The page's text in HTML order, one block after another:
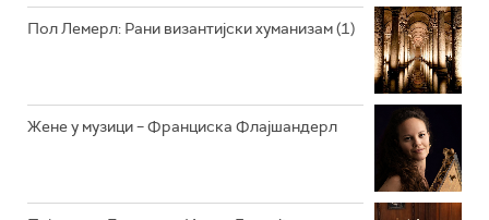
РАДИО ЏЕЗЕР
Пол Лемерл: Рани византијски хуманизам (1)
Жене у музици – Франциска Флајшандерл